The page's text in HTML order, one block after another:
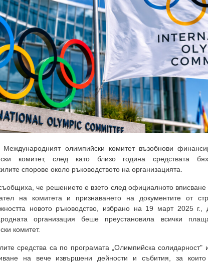
олимпийски комитет възобнови
комитет, след като близо година средствата
спорове около ръководството на организацията.
че решението е взето след официалното вписване
на комитета и признаването на документите от
новото ръководство, избрано на 19 март 2025 г.,
организация беше преустановила всички
комитет.
средства са по програмата „Олимпийска солидарност"
на вече извършени дейности и събития, за